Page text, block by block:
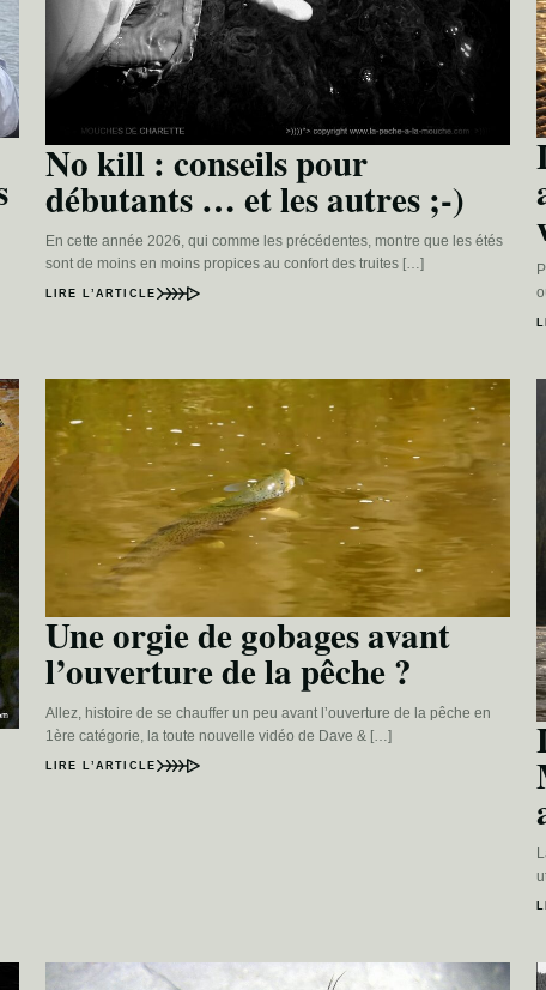
No kill : conseils pour
débutants … et les autres ;-)
En cette année 2026, qui comme les précédentes, montre que les étés
sont de moins en moins propices au confort des truites […]
LIRE L’ARTICLE
Une orgie de gobages avant
l’ouverture de la pêche ?
Allez, histoire de se chauffer un peu avant l’ouverture de la pêche en
1ère catégorie, la toute nouvelle vidéo de Dave & […]
LIRE L’ARTICLE